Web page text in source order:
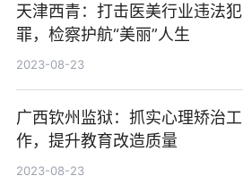
天津西青：打击医美行业违法犯
罪，检察护航“美丽”人生
2023-08-23
广西钦州监狱：抓实心理矫治工
作，提升教育改造质量
2023-08-23